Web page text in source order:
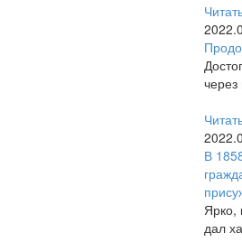
через
В
Ярко,
дал